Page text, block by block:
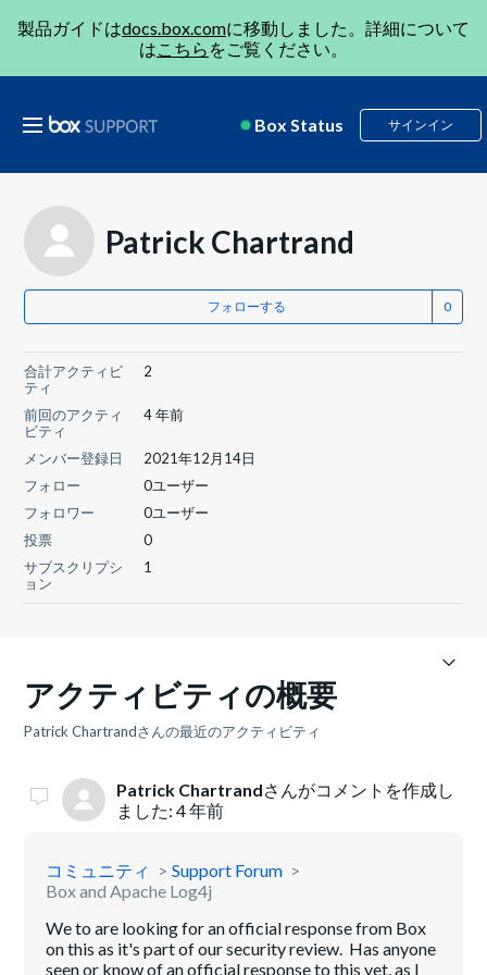
製品ガイドはdocs.box.comに移動しました。詳細について
はこちら をご覧ください。
Box Status サインイン
Patrick Chartrand
フォローする
合計アクティビ
ティ
2
前回のアクティ
ビティ
4 年前
メンバー登録日
2021年12月14日
フォロー
0ユーザー
フォロワー
0ユーザー
投票
0
サブスクリプシ
ョン
1
アクティビティの概要
Patrick Chartrandさんの最近のアクティビティ
Patrick Chartrandさんがコメントを作成し
ました:4 年前
コミュニティ
Support Forum
Box and Apache Log4j
We to are looking for an official response from Box
on this as it's part of our security review. Has anyone
seen or know of an official response to this yet, as I